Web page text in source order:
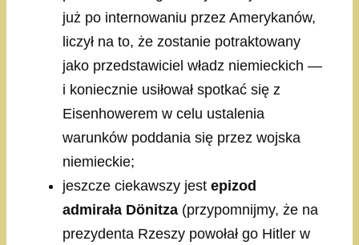
już po internowaniu przez Amerykanów,
liczył na to, że zostanie potraktowany
jako przedstawiciel władz niemieckich —
i koniecznie usiłował spotkać się z
Eisenhowerem w celu ustalenia
warunków poddania się przez wojska
niemieckie;
jeszcze ciekawszy jest epizod
admirała Dönitza (przypomnijmy, że na
prezydenta Rzeszy powołał go Hitler w